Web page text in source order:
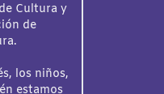
Cultura y
de
los niños,
estamos